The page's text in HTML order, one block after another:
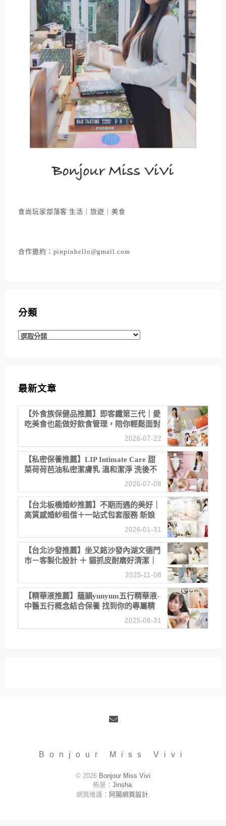
食尚玩家部落客 生活｜旅遊｜美食
合作邀約：pinpinhello@gmail.com
分類
分
最新文章
【外食族保健品推薦】即客纖第三代｜愛
吃美食也能做好飲食管理，陪你輕鬆面對
2026-07-22
【私密保養推薦】LIP Intimate Care 甜
菜荷荷芭油私密潔膚乳 溫和潔淨 洗後不
2026-07-08
【台北板橋婚紗推薦】不期而遇的美好｜
高質感婚紗租借＋一站式包套服務 新娘
2026-01-31
【台北沙發推薦】坐又銘沙發內湖文德門
市－客製化設計 ＋ 貓抓皮耐磨好清潔｜
直營直銷、價格透明 高CP值打造夢想
2025-11-08
【精華液推薦】蘊韻yunyum五行精華液-
中醫五行概念結合保養 找到你的專屬精
華！ 水㊀土㊀就選「潤・賦精華」維持
2025-08-31
Bonjour Miss Vivi
© 2026 Bonjour Miss Vivi
佈景： Jinsha.
網頁維護： 阿腸網頁設計.